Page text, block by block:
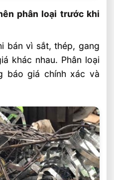
phân loại trước khi
bán vì sắt, thép, gang
khác nhau. Phân loại
báo giá chính xác và